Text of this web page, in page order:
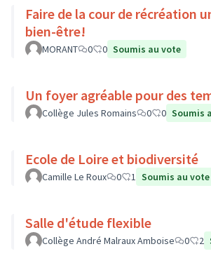
Faire de la cour de récréation
bien-être!
MORANT 0 0 Soumis au vote
Un foyer agréable pour des
Collège Jules Romains 0 0 Soumis
Ecole de Loire et biodiversité
Camille Le Roux 0 1 Soumis au vote
Salle d'étude flexible
Collège André Malraux Amboise 0 2